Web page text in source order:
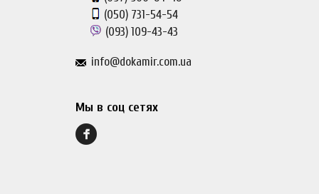
(050) 731-54-54
(093) 109-43-43
info@dokamir.com.ua
Мы в соц сетях